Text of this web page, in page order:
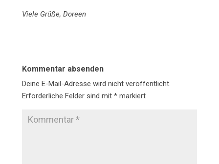
Viele Grüße, Doreen
Kommentar absenden
Deine E-Mail-Adresse wird nicht veröffentlicht.
Erforderliche Felder sind mit *markiert